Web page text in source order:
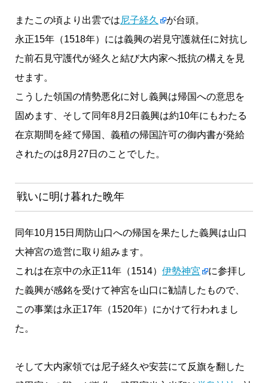
またこの頃より出雲では尼子経久
が台頭。
永正15年（1518年）には義興の岩見守護就任に対抗し
た前石見守護代が経久と結び大内家へ抵抗の構えを見
せます。
こうした領国の情勢悪化に対し義興は帰国への意思を
固めます、そして同年8月2日義興は約10年にもわたる
在京期間を経て帰国、義稙の帰国許可の御内書が発給
されたのは8月27日のことでした。
戦いに明け暮れた晩年
同年10月15日周防山口への帰国を果たした義興は山口
大神宮の造営に取り組みます。
これは在京中の永正11年（1514） 伊勢神宮
に参拝し
た義興が感銘を受けて神宮を山口に勧請したもので、
この事業は永正17年（1520年）にかけて行われまし
た。
そして大内家領では尼子経久や安芸にて反旗を翻した